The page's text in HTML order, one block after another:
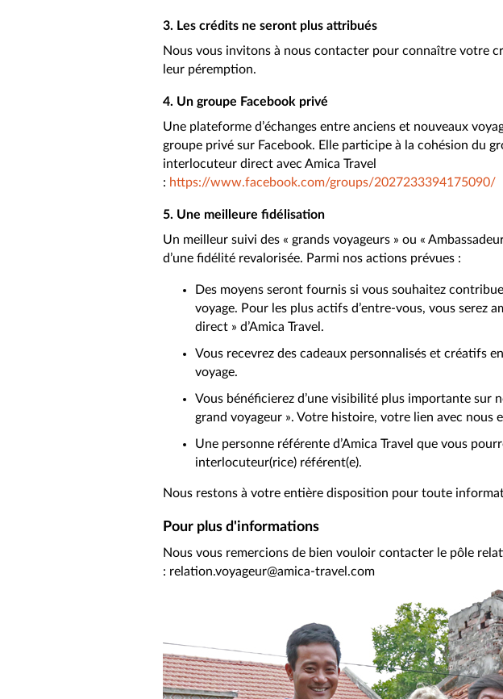
3. Les crédits ne seront plus attribués
Nous vous invitons à nous contacter pour connaître votre
leur péremption.
4. Un groupe Facebook privé
Une plateforme d’échanges entre anciens et nouveaux
groupe privé sur Facebook. Elle participe à la cohésion du
interlocuteur direct avec Amica Travel
: https://www.facebook.com/groups/2027233394175090/
5. Une meilleure fidélisation
Un meilleur suivi des « grands voyageurs » ou «
d’une fidélité revalorisée. Parmi nos actions prévues :
Des moyens seront fournis si vous souhaitez
voyage. Pour les plus actifs d’entre-vous, vous serez
direct » d’Amica Travel.
Vous recevrez des cadeaux personnalisés et créatifs
voyage.
Vous bénéficierez d’une visibilité plus importante sur
grand voyageur ». Votre histoire, votre lien avec nous
Une personne référente d’Amica Travel que vous
interlocuteur(rice) référent(e).
Nous restons à votre entière disposition pour toute
Pour plus d'informations
Nous vous remercions de bien vouloir contacter le pôle
: relation.voyageur@amica-travel.com